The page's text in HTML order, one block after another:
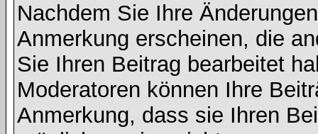
Nachdem Sie Ihre
Anmerkung erscheinen, die
Sie Ihren Beitrag bearbeitet
Moderatoren können Ihre
Anmerkung, dass sie Ihren